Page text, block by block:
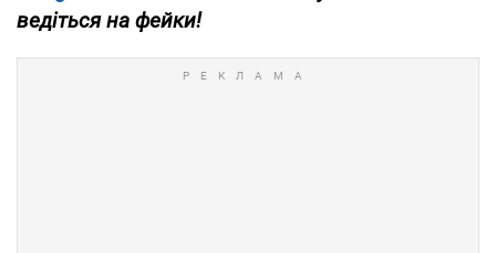
ведіться на фейки!